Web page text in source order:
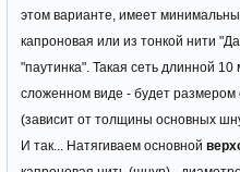
этом варианте, имеет
капроновая или из тонкой нити
"паутинка". Такая сеть длинной
сложенном виде - будет размером
(зависит от толщины основных
И так... Натягиваем основной